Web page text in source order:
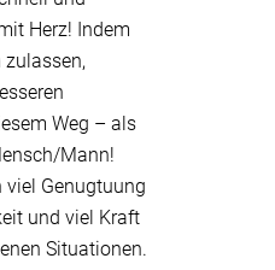
Herz! Indem
zulassen,
Weg – als
Mann!
viel Genugtuung
und viel Kraft
Situationen.